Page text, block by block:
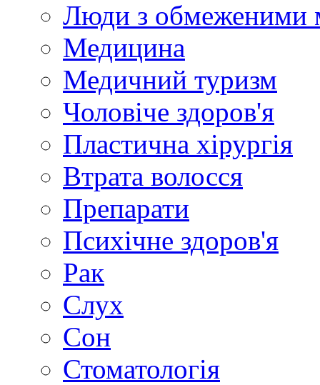
Люди з обмеженими
Медицина
Медичний туризм
Чоловіче здоров'я
Пластична хірургія
Втрата волосся
Препарати
Психічне здоров'я
Рак
Слух
Сон
Стоматологія